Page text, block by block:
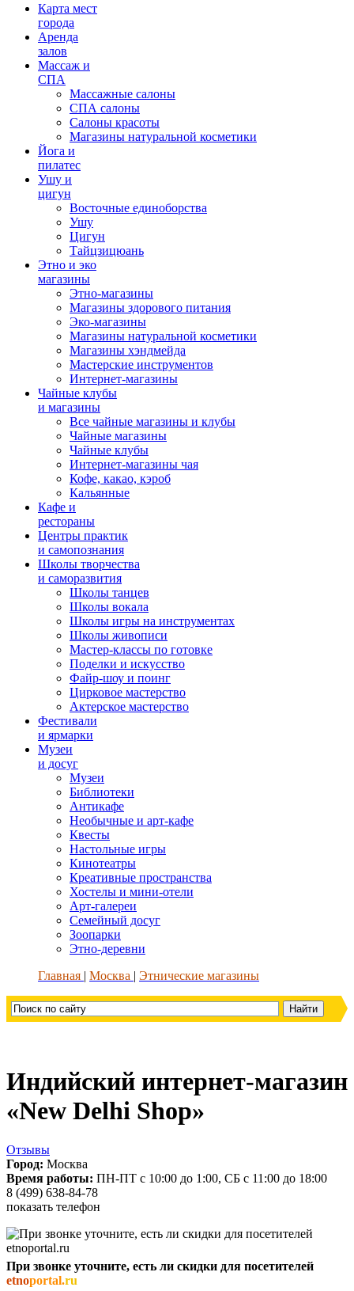
Карта мест
города
Аренда
залов
Массаж и
СПА
Массажные салоны
СПА салоны
Салоны красоты
Магазины натуральной косметики
Йога и
пилатес
Ушу и
цигун
Восточные единоборства
Ушу
Цигун
Тайцзицюань
Этно и эко
магазины
Этно-магазины
Магазины здорового питания
Эко-магазины
Магазины натуральной косметики
Магазины хэндмейда
Мастерские инструментов
Интернет-магазины
Чайные клубы
и магазины
Все чайные магазины и клубы
Чайные магазины
Чайные клубы
Интернет-магазины чая
Кофе, какао, кэроб
Кальянные
Кафе и
рестораны
Центры практик
и самопознания
Школы творчества
и саморазвития
Школы танцев
Школы вокала
Школы игры на инструментах
Школы живописи
Мастер-классы по готовке
Поделки и искусство
Файр-шоу и поинг
Цирковое мастерство
Актерское мастерство
Фестивали
и ярмарки
Музеи
и досуг
Музеи
Библиотеки
Антикафе
Необычные и арт-кафе
Квесты
Настольные игры
Кинотеатры
Креативные пространства
Хостелы и мини-отели
Арт-галереи
Семейный досуг
Зоопарки
Этно-деревни
Главная
Москва Этнические магазины
Индийский интернет-магазин
«New Delhi Shop»
Отзывы
Город: Москва
Время работы: ПН-ПТ с 10:00 до 1:00, СБ с 11:00 до 18:00
8 (499) 638-84-78
показать телефон
При звонке уточните, есть ли скидки для посетителей
etnoportal.ru